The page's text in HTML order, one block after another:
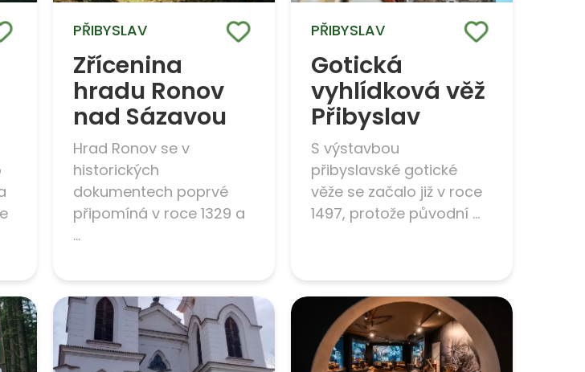
PŘIBYSLAV
Zřícenina
hradu Ronov
nad Sázavou
Hrad Ronov se v
historických
dokumentech poprvé
připomíná v roce 1329 a
...
PŘIBYSLAV
Gotická
vyhlídková věž
Přibyslav
S výstavbou
přibyslavské gotické
věže se začalo již v roce
1497, protože původní ...